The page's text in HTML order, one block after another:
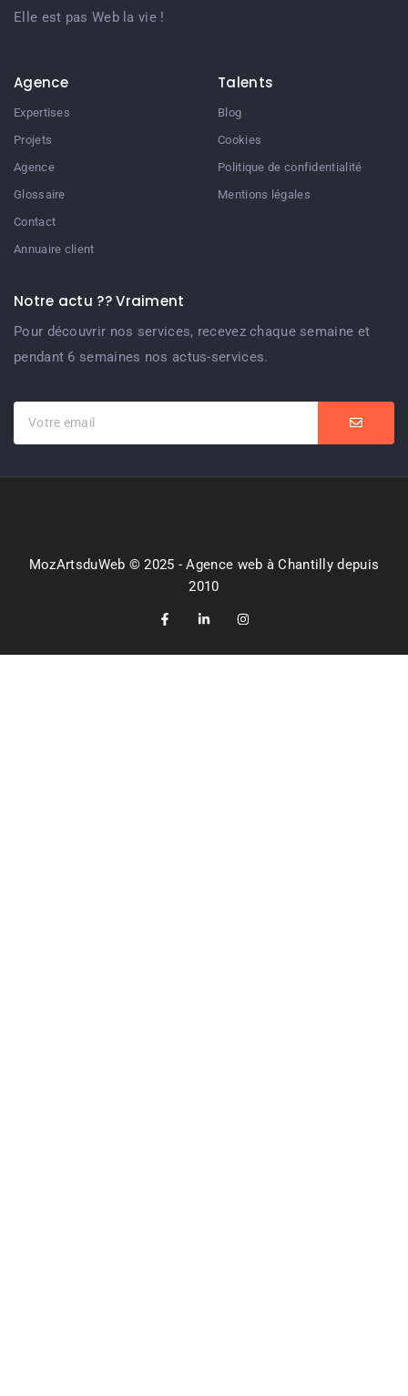
Elle est pas Web la vie !
Agence
Expertises
Projets
Agence
Glossaire
Contact
Annuaire client
Talents
Blog
Cookies
Politique de confidentialité
Mentions légales
Notre actu ?? Vraiment
Pour découvrir nos services, recevez chaque semaine et
pendant 6 semaines nos actus-services.
MozArtsduWeb © 2025 - Agence web à Chantilly depuis
2010